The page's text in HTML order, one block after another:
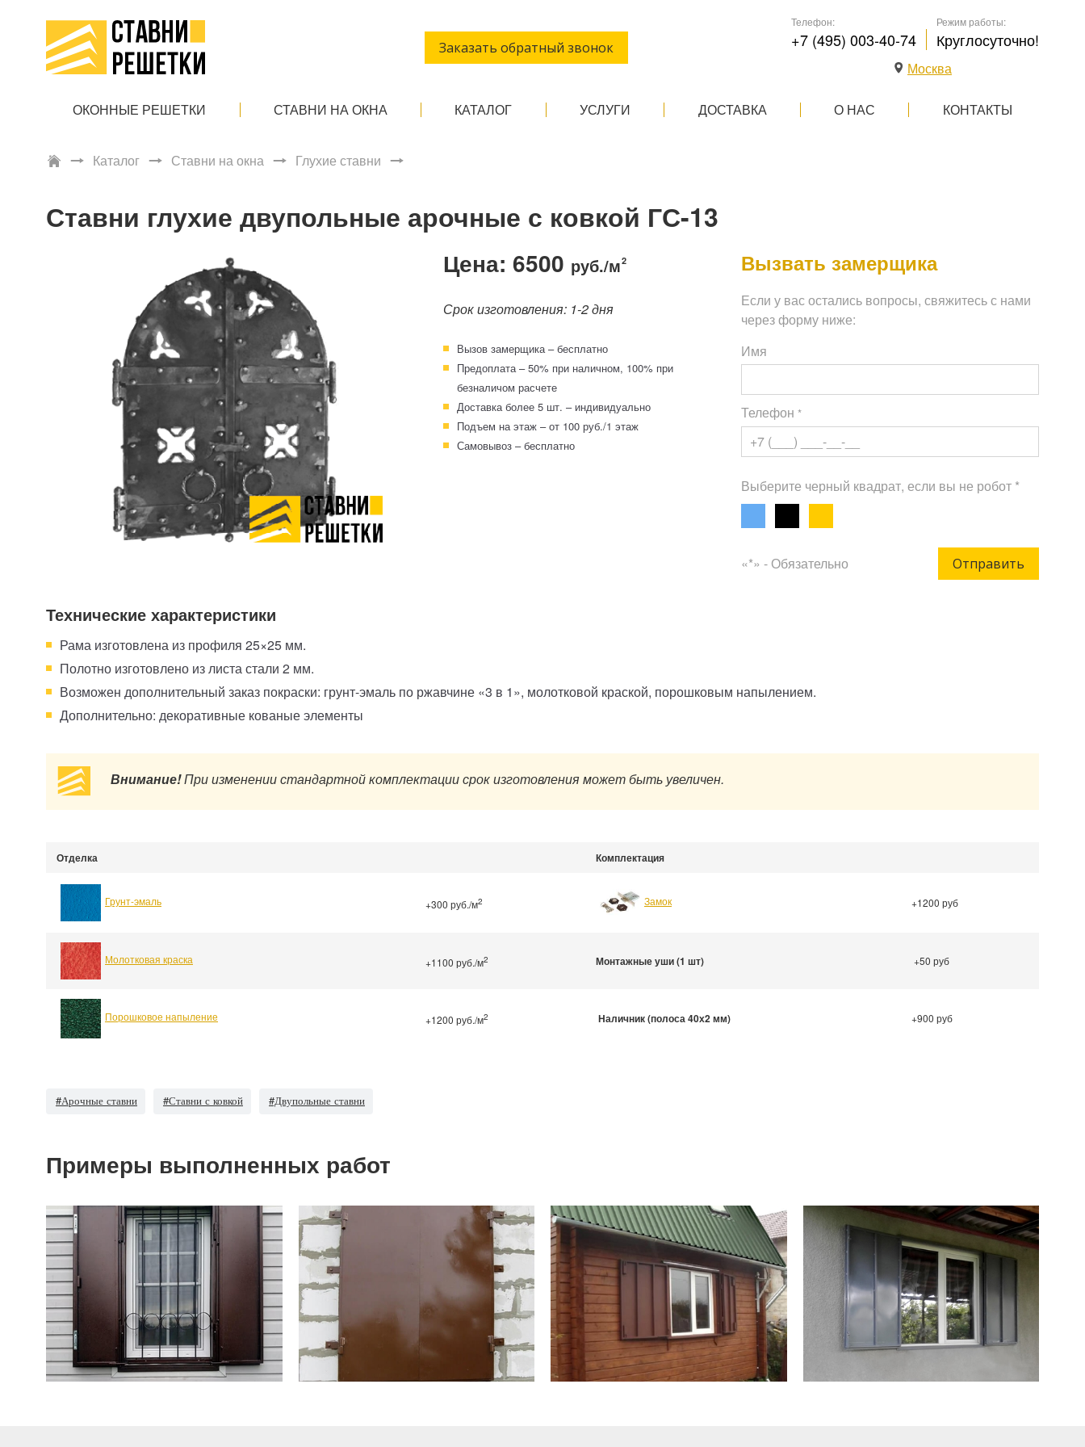
Заказать обратный звонок
Телефон:
+7 (495) 003-40-74
Режим работы:
Круглосуточно!
Москва
ОКОННЫЕ РЕШЕТКИ СТАВНИ НА ОКНА КАТАЛОГ УСЛУГИ ДОСТАВКА О НАС КОНТАКТЫ
Каталог Ставни на окна Глухие ставни
Ставни глухие двупольные арочные с ковкой ГС-13
Цена: 6500 руб./м2
Срок изготовления: 1-2 дня
Вызов замерщика – бесплатно
Предоплата – 50% при наличном, 100% при
безналичом расчете
Доставка более 5 шт. – индивидуально
Подъем на этаж – от 100 руб./1 этаж
Самовывоз – бесплатно
Вызвать замерщика
Если у вас остались вопросы, свяжитесь с нами
через форму ниже:
Имя
Телефон *
Выберите черный квадрат, если вы не робот *
«*» - Обязательно Отправить
Технические характеристики
Рама изготовлена из профиля 25×25 мм.
Полотно изготовлено из листа стали 2 мм.
Возможен дополнительный заказ покраски: грунт-эмаль по ржавчине «3 в 1», молотковой краской, порошковым напылением.
Дополнительно: декоративные кованые элементы
Внимание!При изменении стандартной комплектации срок изготовления может быть увеличен.
Отделка Комплектация
Грунт-эмаль +300 руб./м2 Замок +1200 руб
Молотковая краска +1100 руб./м2 Монтажные уши (1 шт) +50 руб
Порошковое напыление +1200 руб./м2 Наличник (полоса 40х2 мм) +900 руб
#Арочные ставни #Ставни с ковкой #Двупольные ставни
Примеры выполненных работ